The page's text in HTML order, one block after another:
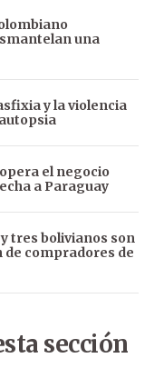
una
y la violencia
el negocio
a Paraguay
tres bolivianos son
compradores de
sección